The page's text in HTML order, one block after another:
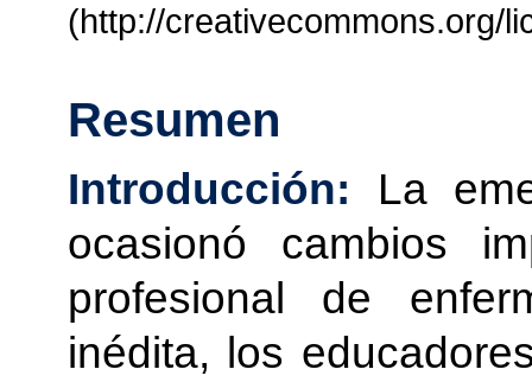
(http://creativecommons.org/
Resumen
Introducción: La
ocasionó cambios
profesional de
inédita, los